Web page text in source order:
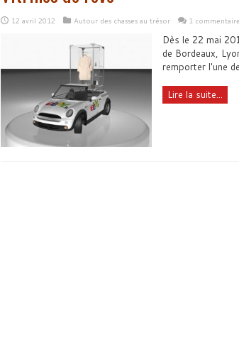
12 avril 2012 Autour des chasses au trésor 1 commentaire
Dès le 22 mai
de Bordeaux,
remporter l'une
Lire la suite...